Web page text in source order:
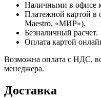
Наличными в офисе
Платежной картой в
Maestro, «МИР»).
Безналичный расчет.
Оплата картой
Возможна оплата с НДС,
менеджера.
Доставка